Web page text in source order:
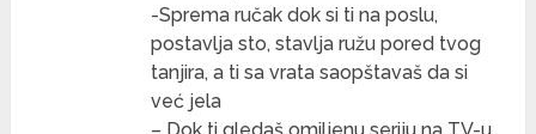
-Sprema ručak dok si ti na poslu,
postavlja sto, stavlja ružu pored tvog
tanjira, a ti sa vrata saopštavaš da si
već jela